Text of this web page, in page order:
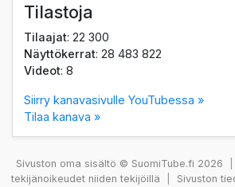
Tilastoja
Tilaajat: 22 300
Näyttökerrat: 28 483 822
Videot: 8
Siirry kanavasivulle YouTubessa »
Tilaa kanava »
Sivuston oma sisältö © SuomiTube.fi 2026
tekijänoikeudet niiden tekijöillä
Sivuston